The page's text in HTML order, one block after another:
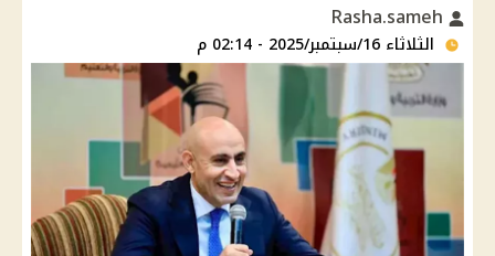
الثلاثاء 16/سبتمبر/2025 - 02:14 م